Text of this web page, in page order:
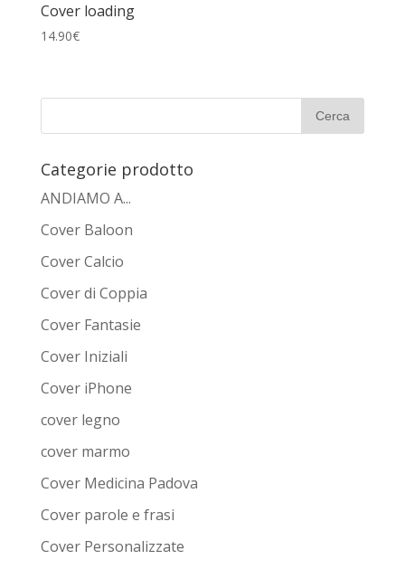
Cover loading
14.90€
Categorie prodotto
ANDIAMO A...
Cover Baloon
Cover Calcio
Cover di Coppia
Cover Fantasie
Cover Iniziali
Cover iPhone
cover legno
cover marmo
Cover Medicina Padova
Cover parole e frasi
Cover Personalizzate